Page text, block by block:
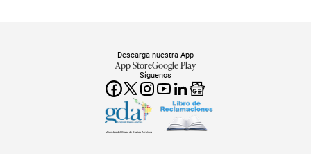
Síguenos
Descarga nuestra App
App StoreGoogle Play
Miembro del Grupo de Diarios América